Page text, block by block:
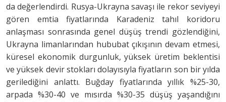
da değerlendirdi. Rusya-Ukrayna savaşı ile rekor seviyeyi
gören emtia fiyatlarında Karadeniz tahıl koridoru
anlaşması sonrasında genel düşüş trendi gözlendiğini,
Ukrayna limanlarından hububat çıkışının devam etmesi,
küresel ekonomik durgunluk, yüksek üretim beklentisi
ve yüksek devir stokları dolayısıyla fiyatların son bir yılda
gerilediğini anlattı. Buğday fiyatlarında yıllık %25-30,
arpada %30-40 ve mısırda %30-35 düşüş yaşandığını